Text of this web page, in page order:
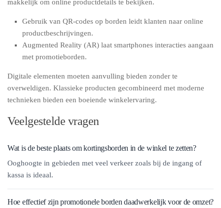
makkelijk om online productdetails te bekijken.
Gebruik van QR-codes op borden leidt klanten naar online
productbeschrijvingen.
Augmented Reality (AR) laat smartphones interacties aangaan
met promotieborden.
Digitale elementen moeten aanvulling bieden zonder te
overweldigen. Klassieke producten gecombineerd met moderne
technieken bieden een boeiende winkelervaring.
Veelgestelde vragen
Wat is de beste plaats om kortingsborden in de winkel te zetten?
Ooghoogte in gebieden met veel verkeer zoals bij de ingang of
kassa is ideaal.
Hoe effectief zijn promotionele borden daadwerkelijk voor de omzet?